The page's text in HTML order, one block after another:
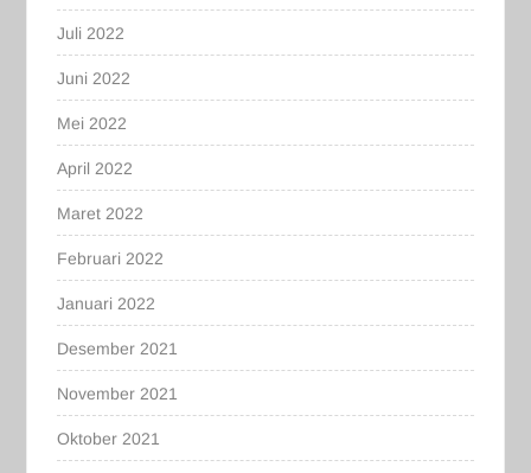
Juli 2022
Juni 2022
Mei 2022
April 2022
Maret 2022
Februari 2022
Januari 2022
Desember 2021
November 2021
Oktober 2021